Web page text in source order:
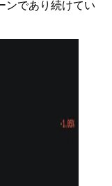
ンであり続けてい